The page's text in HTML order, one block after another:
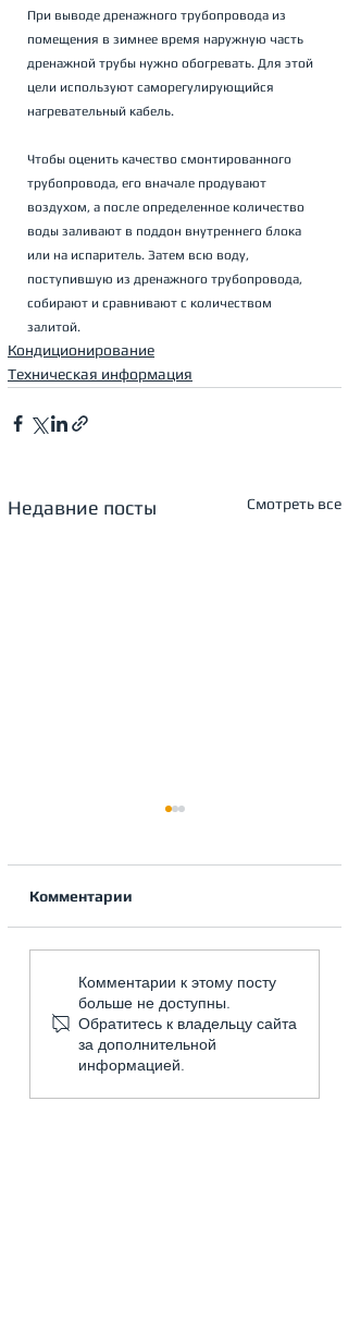
При выводе дренажного трубопровода из
помещения в зимнее время наружную часть
дренажной трубы нужно обогревать. Для этой
цели используют саморегулирующийся
нагревательный кабель.
Чтобы оценить качество смонтированного
трубопровода, его вначале продувают
воздухом, а после определенное количество
воды заливают в поддон внутреннего блока
или на испаритель. Затем всю воду,
поступившую из дренажного трубопровода,
собирают и сравнивают с количеством
залитой.
Кондиционирование
Техническая информация
Недавние посты Смотреть все
Прецизионные
кондиционеры:
гарантия стабильной
работы вашего
оборудования
Комментарии
Комментарии к этому посту
больше не доступны.
Обратитесь к владельцу сайта
за дополнительной
информацией.